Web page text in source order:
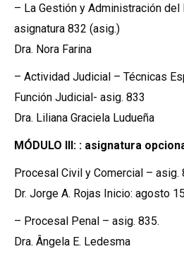
– La Gestión y Administración
asignatura 832 (asig.)
Dra. Nora Farina
– Actividad Judicial – Técnicas
Función Judicial- asig. 833
Dra. Liliana Graciela Ludueña
MÓDULO III: : asignatura
Procesal Civil y Comercial – asig.
Dr. Jorge A. Rojas Inicio: agosto
– Procesal Penal – asig. 835.
Dra. Ângela E. Ledesma